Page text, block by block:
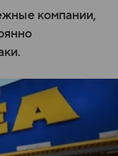
компании,